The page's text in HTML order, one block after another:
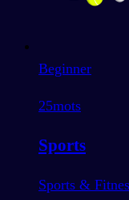
Beginner
25mots
Sports
Sports &